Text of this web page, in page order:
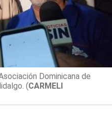
Dominicana de
(CARMELI